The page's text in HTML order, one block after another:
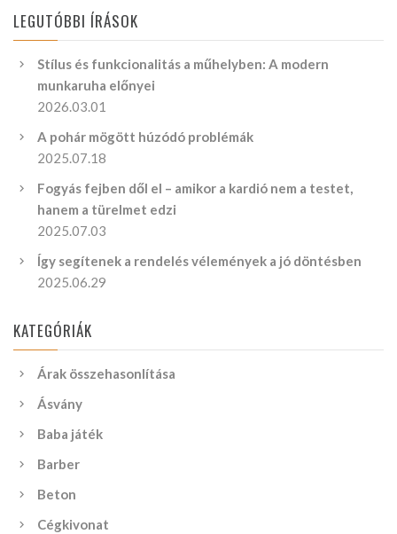
LEGUTÓBBI ÍRÁSOK
Stílus és funkcionalitás a műhelyben: A modern
munkaruha előnyei
2026.03.01
A pohár mögött húzódó problémák
2025.07.18
Fogyás fejben dől el – amikor a kardió nem a testet,
hanem a türelmet edzi
2025.07.03
Így segítenek a rendelés vélemények a jó döntésben
2025.06.29
KATEGÓRIÁK
Árak összehasonlítása
Ásvány
Baba játék
Barber
Beton
Cégkivonat